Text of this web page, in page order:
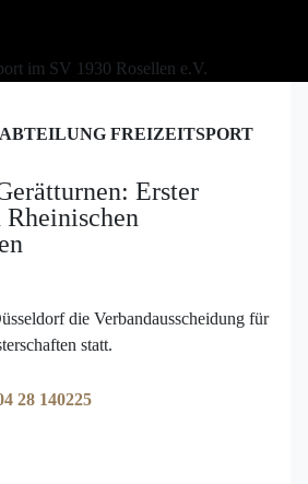
FREIZEITSPORT
Erster
die Verbandausscheidung für
statt.